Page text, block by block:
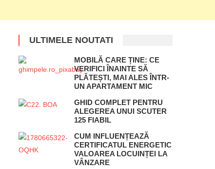
ULTIMELE NOUTATI
MOBILĂ CARE ȚINE: CE
VERIFICI ÎNAINTE SĂ
PLĂTEȘTI, MAI ALES ÎNTR-
UN APARTAMENT MIC
GHID COMPLET PENTRU
ALEGEREA UNUI SCUTER
125 FIABIL
CUM INFLUENȚEAZĂ
CERTIFICATUL ENERGETIC
VALOAREA LOCUINȚEI LA
VÂNZARE